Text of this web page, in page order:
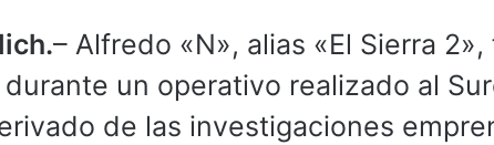
– Alfredo «N», alias «El Sierra
durante un operativo realizado al
de las investigaciones